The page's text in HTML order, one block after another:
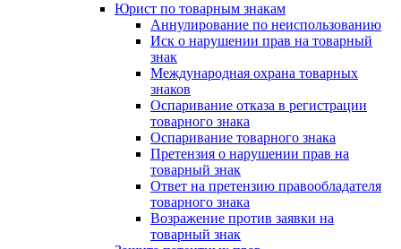
Юрист по товарным знакам
Аннулирование по неиспользованию
Иск о нарушении прав на товарный
знак
Международная охрана товарных
знаков
Оспаривание отказа в регистрации
товарного знака
Оспаривание товарного знака
Претензия о нарушении прав на
товарный знак
Ответ на претензию правообладателя
товарного знака
Возражение против заявки на
товарный знак